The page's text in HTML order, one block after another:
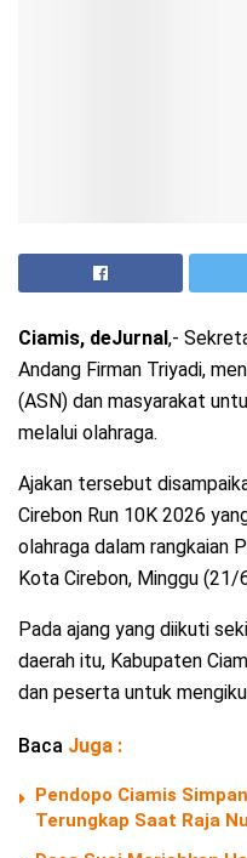
Ciamis, deJurnal,-
Andang Firman Triyadi,
(ASN) dan masyarakat
melalui olahraga.
Ajakan tersebut
Cirebon Run 10K 2026
olahraga dalam rangkaian
Kota Cirebon, Minggu (21/
Pada ajang yang diikuti
daerah itu, Kabupaten
dan peserta untuk
Baca Juga :
Pendopo Ciamis
Terungkap Saat Raja